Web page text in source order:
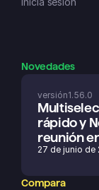
Novedades
versión1.56.0
rápido y
reunión
27 de junio de
Compara